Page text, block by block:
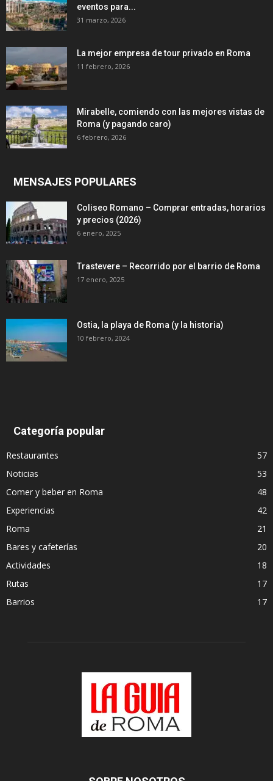
eventos para...
31 marzo, 2026
La mejor empresa de tour privado en Roma
11 febrero, 2026
Mirabelle, comiendo con las mejores vistas de
Roma (y pagando caro)
6 febrero, 2026
MENSAJES POPULARES
Coliseo Romano – Comprar entradas, horarios
y precios (2026)
6 enero, 2025
Trastevere – Recorrido por el barrio de Roma
17 enero, 2025
Ostia, la playa de Roma (y la historia)
10 febrero, 2024
Categoría popular
Restaurantes
57
Noticias
53
Comer y beber en Roma
48
Experiencias
42
Roma
21
Bares y cafeterías
20
Actividades
18
Rutas
17
Barrios
17